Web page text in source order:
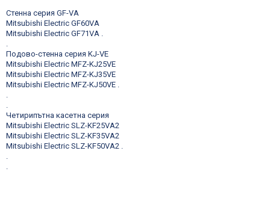
Стенна серия GF-VA
Mitsubishi Electric GF60VA
Mitsubishi Electric GF71VA
Подово-стенна серия KJ-VE
Mitsubishi Electric MFZ-KJ25VE
Mitsubishi Electric MFZ-KJ35VE
Mitsubishi Electric MFZ-KJ50VE
Четирипътна касетна серия
Mitsubishi Electric SLZ-KF25VA2
Mitsubishi Electric SLZ-KF35VA2
Mitsubishi Electric SLZ-KF50VA2